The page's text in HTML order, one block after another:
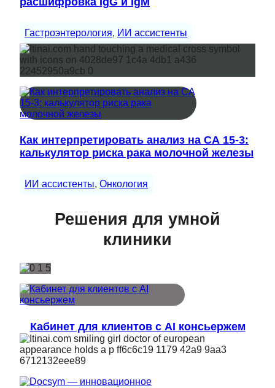
Гастроэнтерология, ИИ ассистенты
Как интерпретировать анализ на СА 15-3:
калькулятор риска рака молочной железы
ИИ ассистенты, Онкология
Решения для умной
клиники
Кабинет для клиентов с AI консьержем